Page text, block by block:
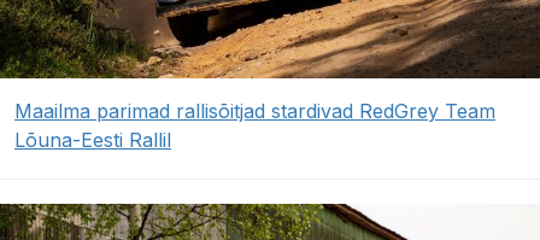
Maailma parimad rallisõitjad stardivad RedGrey Team
Lõuna-Eesti Rallil